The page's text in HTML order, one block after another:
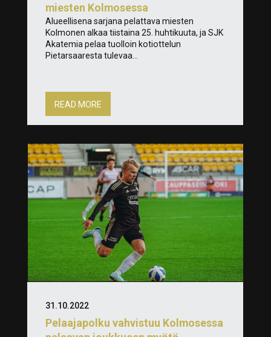
miesten Kolmosessa
Alueellisena sarjana pelattava miesten
Kolmonen alkaa tiistaina 25. huhtikuuta, ja SJK
Akatemia pelaa tuolloin kotiottelun
Pietarsaaresta tulevaa...
READ MORE
Pelaajapolku vahvistuu Kolmosessa
31.10.2022